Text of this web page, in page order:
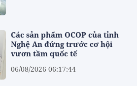
Các sản phẩm OCOP của tỉnh
Nghệ An đứng trước cơ hội
vươn tầm quốc tế
06/08/2026 06:17:44